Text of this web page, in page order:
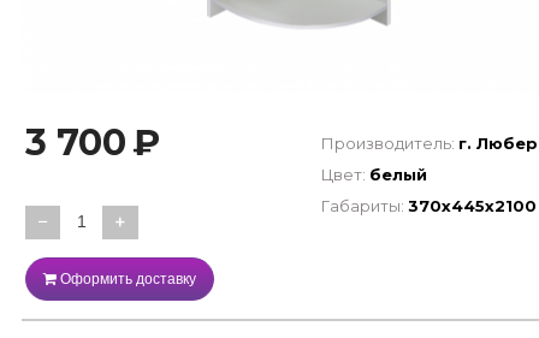
3 700₽
− +
Оформить доставку
Производитель: г.
Цвет: белый
Габариты: 370х445х2100